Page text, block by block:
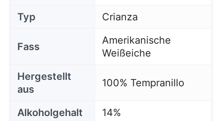
Typ Crianza
Fass
Amerikanische
Weißeiche
Hergestellt
aus
100% Tempranillo
Alkoholgehalt
14%